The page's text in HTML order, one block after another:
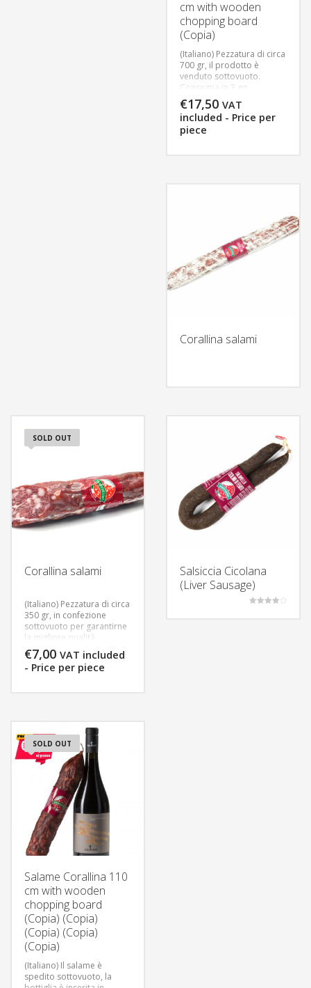
cm with wooden
chopping board
(Copia)
(Italiano) Pezzatura di circa
700 gr, il prodotto è
venduto sottovuoto.
Consegna in 3 gg
lavorativi, per consentirci
un’adeguata preparazione
della merce.
€17,50 VAT
included - Price per
piece
Corallina salami
SOLD OUT
Corallina salami
(Italiano) Pezzatura di circa
350 gr, in confezione
sottovuoto per garantirne
la migliore qualità.
Consegna in 3 gg
lavorativi, per consentirci
un’adeguata preparazione
€7,00 VAT included
- Price per piece
Salsiccia Cicolana
(Liver Sausage)
SOLD OUT
Salame Corallina 110
cm with wooden
chopping board
(Copia) (Copia)
(Copia) (Copia)
(Copia)
(Italiano) Il salame è
spedito sottovuoto, la